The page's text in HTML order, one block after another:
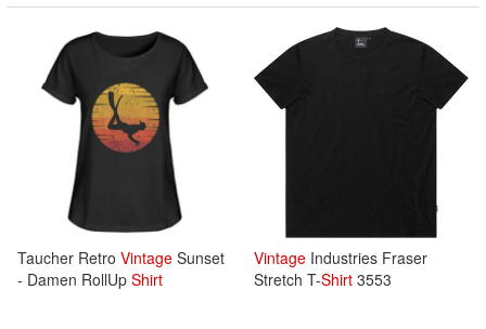
Taucher Retro Vintage Sunset
- Damen RollUp Shirt
Vintage Industries Fraser
Stretch T-Shirt 3553